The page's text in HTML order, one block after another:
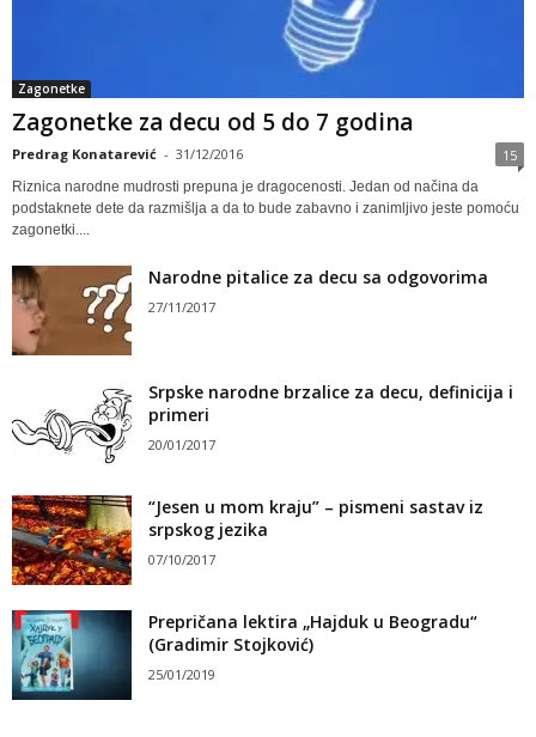
Zagonetke
Zagonetke za decu od 5 do 7 godina
Predrag Konatarević - 31/12/2016 15
Riznica narodne mudrosti prepuna je dragocenosti. Jedan od načina da
podstaknete dete da razmišlja a da to bude zabavno i zanimljivo jeste pomoću
zagonetki....
Narodne pitalice za decu sa odgovorima
27/11/2017
Srpske narodne brzalice za decu, definicija i
primeri
20/01/2017
“Jesen u mom kraju” – pismeni sastav iz
srpskog jezika
07/10/2017
Prepričana lektira „Hajduk u Beogradu“
(Gradimir Stojković)
25/01/2019